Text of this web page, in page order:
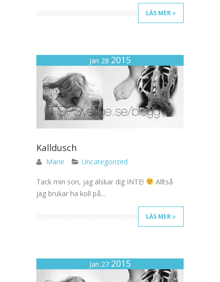
LÄS MER
Jan 28 2015
Kalldusch
Marie Uncategorized
Tack min son, jag älskar dig INTE!
Alltså
jag brukar ha koll på...
LÄS MER
Jan 27 2015